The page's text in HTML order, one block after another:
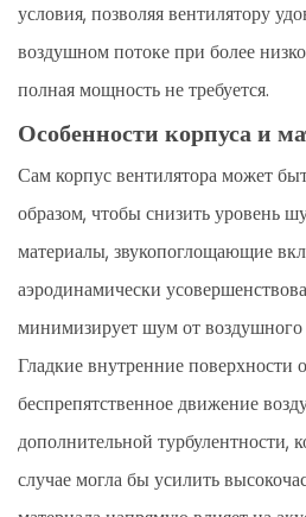
условия, позволяя вентилятору
воздушном потоке при более
полная мощность не требуется.
Особенности корпуса и
Сам корпус вентилятора может
образом, чтобы снизить уровень
материалы, звукопоглощающие
аэродинамически
минимизирует шум от воздушного
Гладкие внутренние поверхности
беспрепятственное движение
дополнительной турбулентности,
случае могла бы усилить